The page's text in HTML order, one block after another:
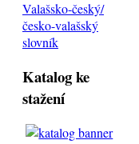
Valašsko-český/
česko-valašský
slovník
Katalog ke
stažení